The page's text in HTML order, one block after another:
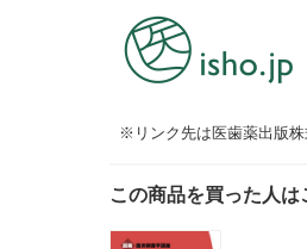
※リンク先は医歯薬出版株
この商品を買った人